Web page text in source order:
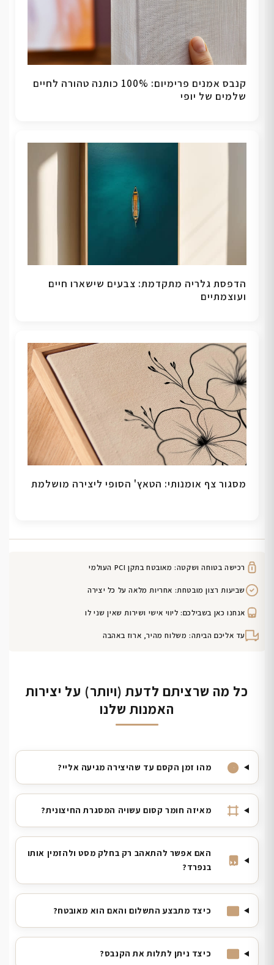
קנבס אמנים פרימיום: 100% כותנה טהורה לחיים
שלמים של יופי
הדפסת גלריה מתקדמת: צבעים שישארו חיים
ועוצמתיים
מסגור צף אומנותי: הטאץ' הסופי ליצירה מושלמת
רכישה בטוחה ושקטה: מאובטח בתקן PCI העולמי
שביעות רצון מובטחת: אחריות מלאה על כל יצירה
אנחנו כאן בשבילכם: ליווי אישי ושירות שאין שני לו
עד אליכם הביתה: משלוח מהיר, ארוז באהבה
כל מה שרציתם לדעת (ויותר) על יצירות
האמנות שלנו
מהו זמן הקסם עד שהיצירה מגיעה אליי?
מאיזה חומר קסום עשויה המסגרת החיצונית?
האם אפשר להתאהב רק בחלק מסט ולהזמין אותו
בנפרד?
כיצד מתבצע התשלום והאם הוא מאובטח?
כיצד ניתן לתלות את הקנבס?